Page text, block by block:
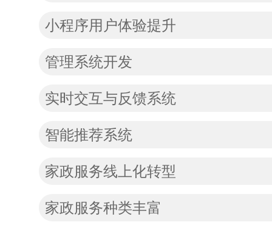
小程序用户体验提升
管理系统开发
实时交互与反馈系统
智能推荐系统
家政服务线上化转型
家政服务种类丰富